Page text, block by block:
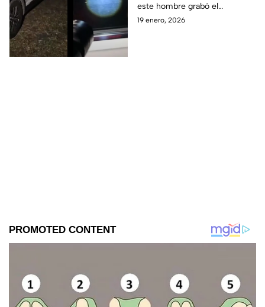
este hombre grabó el
momento en el que
19 enero, 2026